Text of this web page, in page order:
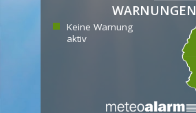
WARNUNGEN
Keine Warnung
aktiv